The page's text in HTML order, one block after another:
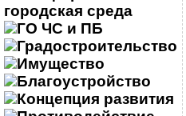
городская среда
ГО ЧС и ПБ
Градостроительство
Имущество
Благоустройство
Концепция развития